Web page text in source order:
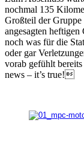
nochmal 135
Großteil der
angesagten
noch was für die
oder gar
vorab gefühlt
news – it’s true!